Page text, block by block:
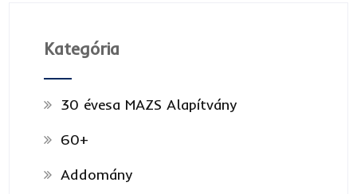
Kategória
30 évesa MAZS Alapítvány
60+
Addomány